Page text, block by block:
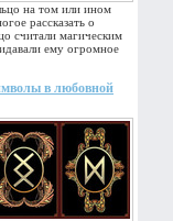
на том или ином
рассказать о
считали магическим
ему огромное
в любовной